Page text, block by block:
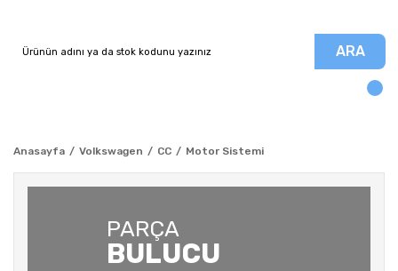
ARA
Anasayfa Volkswagen CC Motor Sistemi
PARÇA
BULUCU